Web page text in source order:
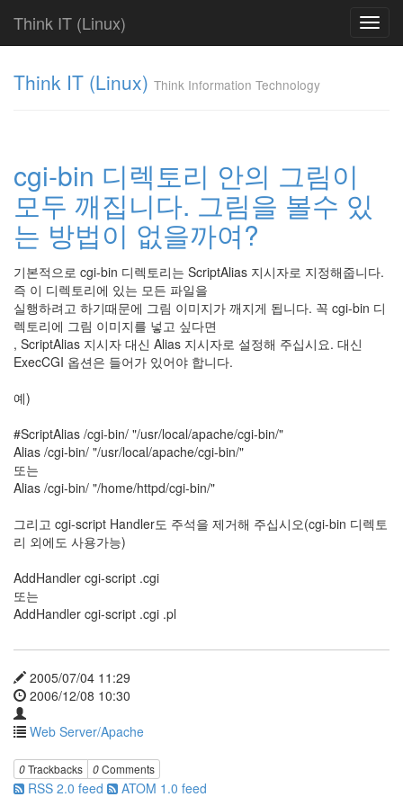
Think IT (Linux)
Think IT (Linux) Think Information Technology
cgi-bin 디렉토리 안의 그림이
모두 깨집니다. 그림을 볼수 있
는 방법이 없을까여?
기본적으로 cgi-bin 디렉토리는 ScriptAlias 지시자로 지정해줍니다.
즉 이 디렉토리에 있는 모든 파일을
실행하려고 하기때문에 그림 이미지가 깨지게 됩니다. 꼭 cgi-bin 디
렉토리에 그림 이미지를 넣고 싶다면
, ScriptAlias 지시자 대신 Alias 지시자로 설정해 주십시요. 대신
ExecCGI 옵션은 들어가 있어야 합니다.
예)
#ScriptAlias /cgi-bin/ "/usr/local/apache/cgi-bin/"
Alias /cgi-bin/ "/usr/local/apache/cgi-bin/"
또는
Alias /cgi-bin/ "/home/httpd/cgi-bin/"
그리고 cgi-script Handler도 주석을 제거해 주십시오(cgi-bin 디렉토
리 외에도 사용가능)
AddHandler cgi-script .cgi
또는
AddHandler cgi-script .cgi .pl
2005/07/04 11:29
2006/12/08 10:30
Web Server/Apache
0Trackbacks 0Comments
RSS 2.0 feed ATOM 1.0 feed
Cloud
전
체
625
FAQ
238
Fundamentals
286
Shell
Script
7
Web
31
27
Tomcat
4
Mail
9
Sendmail
Qmail
0
Name
4
-
Bind
Redhat
3
Fedora
Core